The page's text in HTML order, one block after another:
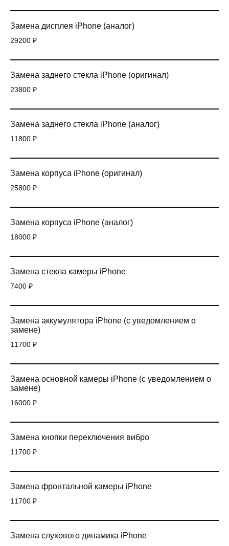
Замена дисплея iPhone (аналог)
29200 ₽
Замена заднего стекла iPhone (оригинал)
23800 ₽
Замена заднего стекла iPhone (аналог)
11800 ₽
Замена корпуса iPhone (оригинал)
25800 ₽
Замена корпуса iPhone (аналог)
18000 ₽
Замена стекла камеры iPhone
7400 ₽
Замена аккумулятора iPhone (с уведомлением о
замене)
11700 ₽
Замена основной камеры iPhone (с уведомлением о
замене)
16000 ₽
Замена кнопки переключения вибро
11700 ₽
Замена фронтальной камеры iPhone
11700 ₽
Замена слухового динамика iPhone